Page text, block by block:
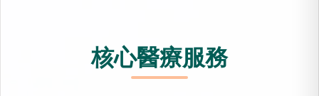
核心醫療服務